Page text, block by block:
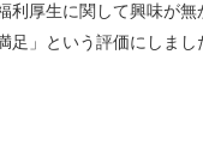
利厚生に関して興味が
」という評価にしまし